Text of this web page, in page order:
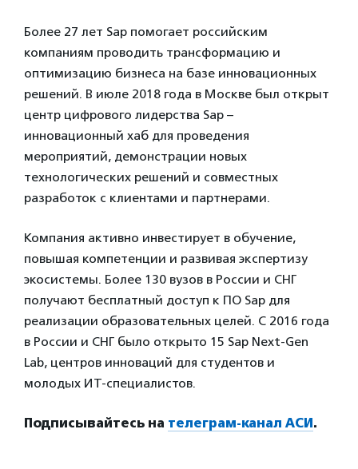
Более 27 лет Sap помогает российским
компаниям проводить трансформацию и
оптимизацию бизнеса на базе инновационных
решений. В июле 2018 года в Москве был открыт
центр цифрового лидерства Sap –
инновационный хаб для проведения
мероприятий, демонстрации новых
технологических решений и совместных
разработок с клиентами и партнерами.
Компания активно инвестирует в обучение,
повышая компетенции и развивая экспертизу
экосистемы. Более 130 вузов в России и СНГ
получают бесплатный доступ к ПО Sap для
реализации образовательных целей. С 2016 года
в России и СНГ было открыто 15 Sap Next-Gen
Lab, центров инноваций для студентов и
молодых ИТ-специалистов.
Подписывайтесь на телеграм-канал АСИ.